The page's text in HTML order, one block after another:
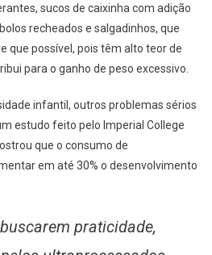
sucos de caixinha com adição
recheados e salgadinhos, que
que possível, pois têm alto teor de
para o ganho de peso excessivo.
infantil, outros problemas sérios
estudo feito pelo Imperial College
que o consumo de
em até 30% o desenvolvimento
praticidade,